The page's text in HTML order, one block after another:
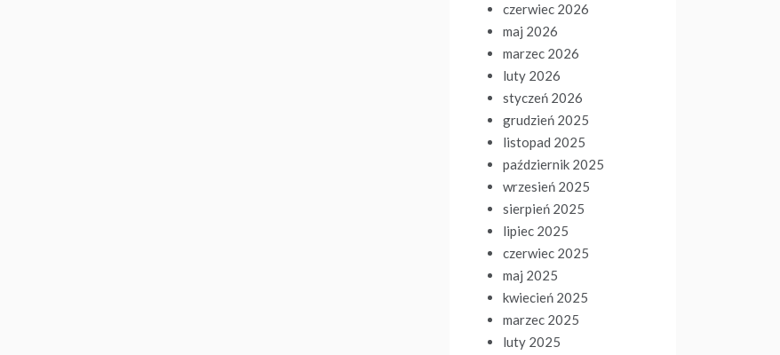
czerwiec 2026
maj 2026
marzec 2026
luty 2026
styczeń 2026
grudzień 2025
listopad 2025
październik 2025
wrzesień 2025
sierpień 2025
lipiec 2025
czerwiec 2025
maj 2025
kwiecień 2025
marzec 2025
luty 2025